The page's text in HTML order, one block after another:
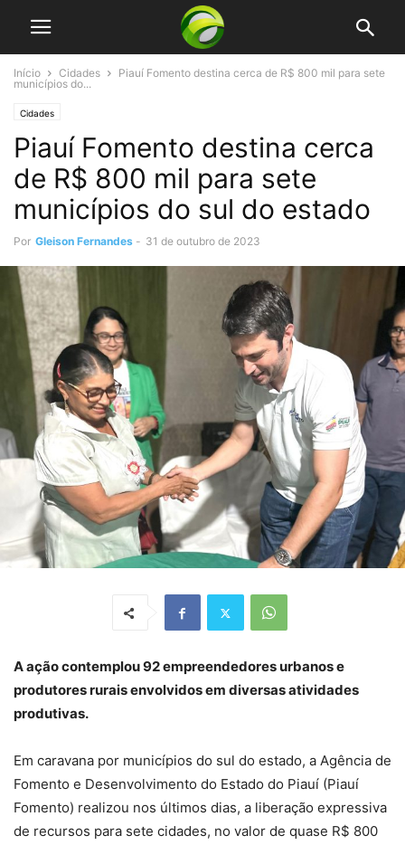
Início Cidades
Piauí Fomento destina cerca de R$ 800 mil para sete
municípios do...
Cidades
Piauí Fomento destina cerca
de R$ 800 mil para sete
municípios do sul do estado
Por Gleison Fernandes - 31 de outubro de 2023
A ação contemplou 92 empreendedores urbanos e
produtores rurais envolvidos em diversas atividades
produtivas.
Em caravana por municípios do sul do estado, a Agência de
Fomento e Desenvolvimento do Estado do Piauí (Piauí
Fomento) realizou nos últimos dias, a liberação expressiva
de recursos para sete cidades, no valor de quase R$ 800